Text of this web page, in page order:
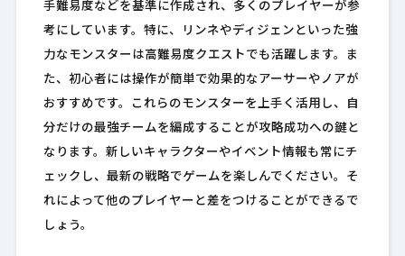
手難易度などを基準に作成され、多くのプレイヤーが参
考にしています。特に、リンネやディジェンといった強
力なモンスターは高難易度クエストでも活躍します。ま
た、初心者には操作が簡単で効果的なアーサーやノアが
おすすめです。これらのモンスターを上手く活用し、自
分だけの最強チームを編成することが攻略成功への鍵と
なります。新しいキャラクターやイベント情報も常にチ
ェックし、最新の戦略でゲームを楽しんでください。そ
れによって他のプレイヤーと差をつけることができるで
しょう。